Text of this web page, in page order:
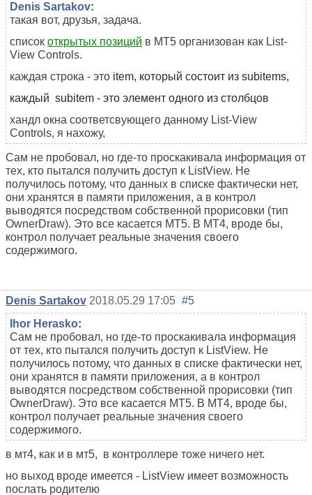
Denis Sartakov:
такая вот, друзья, задача.
список открытых позиций в МТ5 организован как List-
View Controls.
каждая строка - это item, который состоит из subitems,
каждый subitem - это элемент одного из столбцов
хандл окна соответсвующего данному List-View
Controls, я нахожу,
Сам не пробовал, но где-то проскакивала информация от
тех, кто пытался получить доступ к ListView. Не
получилось потому, что данных в списке фактически нет,
они хранятся в памяти приложения, а в контрол
выводятся посредством собственной прорисовки (тип
OwnerDraw). Это все касается МТ5. В МТ4, вроде бы,
контрол получает реальные значения своего
содержимого.
Denis Sartakov 2018.05.29 17:05 #5
Ihor Herasko:
Сам не пробовал, но где-то проскакивала информация
от тех, кто пытался получить доступ к ListView. Не
получилось потому, что данных в списке фактически нет,
они хранятся в памяти приложения, а в контрол
выводятся посредством собственной прорисовки (тип
OwnerDraw). Это все касается МТ5. В МТ4, вроде бы,
контрол получает реальные значения своего
содержимого.
в мт4, как и в мт5, в контроллере тоже ничего нет.
но выход вроде имеется - ListView имеет возможность
послать родителю